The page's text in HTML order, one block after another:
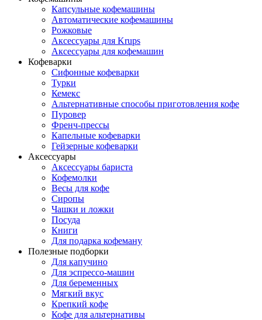
Капсульные кофемашины
Автоматические кофемашины
Рожковые
Аксессуары для Krups
Аксессуары для кофемашин
Кофеварки
Сифонные кофеварки
Турки
Кемекс
Альтернативные способы приготовления кофе
Пуровер
Френч-прессы
Капельные кофеварки
Гейзерные кофеварки
Аксессуары
Аксессуары бариста
Кофемолки
Весы для кофе
Сиропы
Чашки и ложки
Посуда
Книги
Для подарка кофеману
Полезные подборки
Для капучино
Для эспрессо-машин
Для беременных
Мягкий вкус
Крепкий кофе
Кофе для альтернативы